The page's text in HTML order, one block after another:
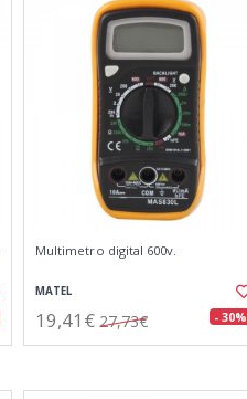
Multimetro digital 600v.
MATEL
19,41€ 27,73€ - 30%